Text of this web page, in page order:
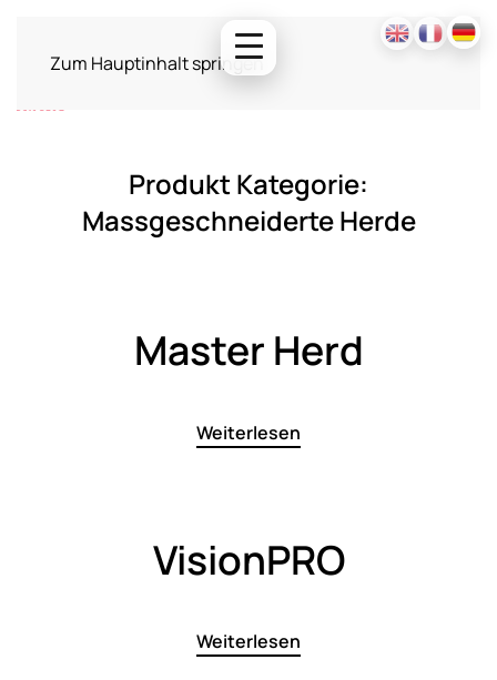
Zum Hauptinhalt springen
Produkt Kategorie:
Massgeschneiderte Herde
Master Herd
Weiterlesen
VisionPRO
Weiterlesen